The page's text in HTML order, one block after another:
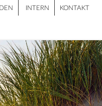
INTERN KONTAKT